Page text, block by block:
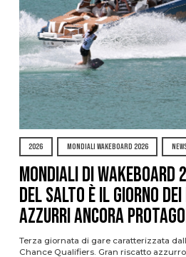
2026 MONDIALI WAKEBOARD 2026
Mondiali di Wakeboard
del Salto è il giorno dei
azzurri ancora
Terza giornata di gare caratterizzata
Chance Qualifiers. Gran riscatto